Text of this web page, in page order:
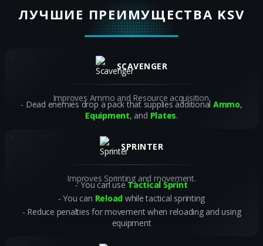
ЛУЧШИЕ ПРЕИМУЩЕСТВА KSV
SCAVENGER
Improves Ammo and Resource acquisition.
Dead enemies drop a pack that supplies additional Ammo,
Equipment, and Plates.
SPRINTER
Improves Sprinting and movement.
You can useTactical Sprint
You can Reload while tactical sprinting
Reduce penalties for movement when reloading and using
equipment